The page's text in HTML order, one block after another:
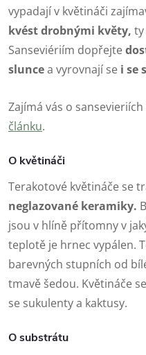
vypadají v květináči
kvést drobnými květy,
Sanseviériím dopřejted
sluncea vyrovnají se i se
Zajímá vás o sansevieriích
článku.
O květináči
Terakotové květináče se
neglazované keramiky.
jsou v hlíně přítomny v
teplotě je hrnec vypálen.
barevných stupních od
tmavě šedou. Květináče
se sukulenty a kaktusy.
O substrátu